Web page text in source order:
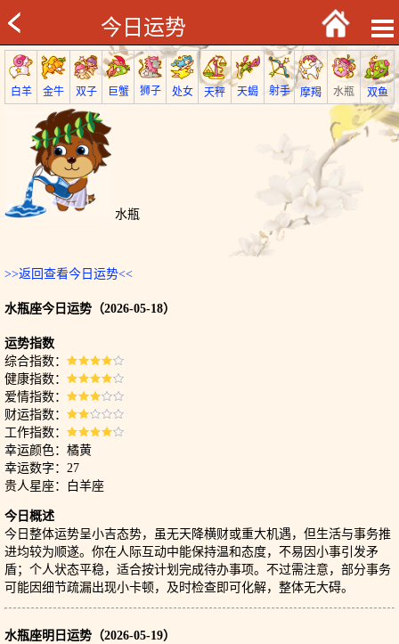
今日运势
白羊 金牛 双子 巨蟹 狮子 处女 天秤 天蝎 射手 摩羯 水瓶 双鱼
水瓶
>>返回查看今日运势<<
水瓶座今日运势（2026-05-18）
运势指数
综合指数：
健康指数：
爱情指数：
财运指数：
工作指数：
幸运颜色：橘黄
幸运数字：27
贵人星座：白羊座
今日概述
今日整体运势呈小吉态势，虽无天降横财或重大机遇，但生活与事务推
进均较为顺遂。你在人际互动中能保持温和态度，不易因小事引发矛
盾；个人状态平稳，适合按计划完成待办事项。不过需注意，部分事务
可能因细节疏漏出现小卡顿，及时检查即可化解，整体无大碍。
水瓶座明日运势（2026-05-19）